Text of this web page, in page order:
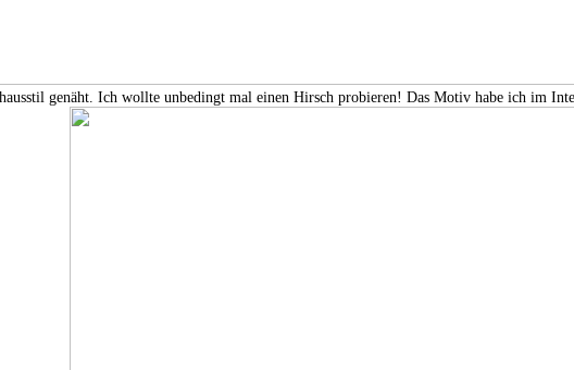
genäht. Ich wollte unbedingt mal einen Hirsch probieren! Das Motiv habe ich im